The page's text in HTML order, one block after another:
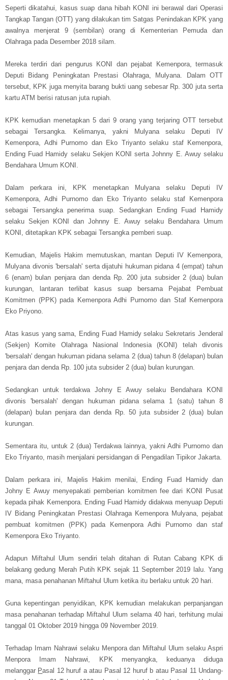
Seperti dikatahui, kasus suap dana hibah KONI ini berawal dari Operasi
Tangkap Tangan (OTT) yang dilakukan tim Satgas Penindakan KPK yang
awalnya menjerat 9 (sembilan) orang di Kementerian Pemuda dan
Olahraga pada Desember 2018 silam.
Mereka terdiri dari pengurus KONI dan pejabat Kemenpora, termasuk
Deputi Bidang Peningkatan Prestasi Olahraga, Mulyana. Dalam OTT
tersebut, KPK juga menyita barang bukti uang sebesar Rp. 300 juta serta
kartu ATM berisi ratusan juta rupiah.
KPK kemudian menetapkan 5 dari 9 orang yang terjaring OTT tersebut
sebagai Tersangka. Kelimanya, yakni Mulyana selaku Deputi IV
Kemenpora, Adhi Purnomo dan Eko Triyanto selaku staf Kemenpora,
Ending Fuad Hamidy selaku Sekjen KONI serta Johnny E. Awuy selaku
Bendahara Umum KONI.
Dalam perkara ini, KPK menetapkan Mulyana selaku Deputi IV
Kemenpora, Adhi Purnomo dan Eko Triyanto selaku staf Kemenpora
sebagai Tersangka penerima suap. Sedangkan Ending Fuad Hamidy
selaku Sekjen KONI dan Johnny E. Awuy selaku Bendahara Umum
KONI, ditetapkan KPK sebagai Tersangka pemberi suap.
Kemudian, Majelis Hakim memutuskan, mantan Deputi IV Kemenpora,
Mulyana divonis 'bersalah' serta dijatuhi hukuman pidana 4 (empat) tahun
6 (enam) bulan penjara dan denda Rp. 200 juta subsider 2 (dua) bulan
kurungan, lantaran terlibat kasus suap bersama Pejabat Pembuat
Komitmen (PPK) pada Kemenpora Adhi Purnomo dan Staf Kemenpora
Eko Priyono.
Atas kasus yang sama, Ending Fuad Hamidy selaku Sekretaris Jenderal
(Sekjen) Komite Olahraga Nasional Indonesia (KONI) telah divonis
'bersalah' dengan hukuman pidana selama 2 (dua) tahun 8 (delapan) bulan
penjara dan denda Rp. 100 juta subsider 2 (dua) bulan kurungan.
Sedangkan untuk terdakwa Johny E Awuy selaku Bendahara KONI
divonis 'bersalah' dengan hukuman pidana selama 1 (satu) tahun 8
(delapan) bulan penjara dan denda Rp. 50 juta subsider 2 (dua) bulan
kurungan.
Sementara itu, untuk 2 (dua) Terdakwa lainnya, yakni Adhi Purnomo dan
Eko Triyanto, masih menjalani persidangan di Pengadilan Tipikor Jakarta.
Dalam perkara ini, Majelis Hakim menilai, Ending Fuad Hamidy dan
Johny E Awuy menyepakati pemberian komitmen fee dari KONI Pusat
kepada pihak Kemenpora. Ending Fuad Hamidy didakwa menyuap Deputi
IV Bidang Peningkatan Prestasi Olahraga Kemenpora Mulyana, pejabat
pembuat komitmen (PPK) pada Kemenpora Adhi Purnomo dan staf
Kemenpora Eko Triyanto.
Adapun Miftahul Ulum sendiri telah ditahan di Rutan Cabang KPK di
belakang gedung Merah Putih KPK sejak 11 September 2019 lalu. Yang
mana, masa penahanan Miftahul Ulum ketika itu berlaku untuk 20 hari.
Guna kepentingan penyidikan, KPK kemudian melakukan perpanjangan
masa penahanan terhadap Miftahul Ulum selama 40 hari, terhitung mulai
tanggal 01 Oktober 2019 hingga 09 November 2019.
Terhadap Imam Nahrawi selaku Menpora dan Miftahul Ulum selaku Aspri
Menpora Imam Nahrawi, KPK menyangka, keduanya diduga
melanggar Pasal 12 huruf a atau Pasal 12 huruf b atau Pasal 11 Undang-